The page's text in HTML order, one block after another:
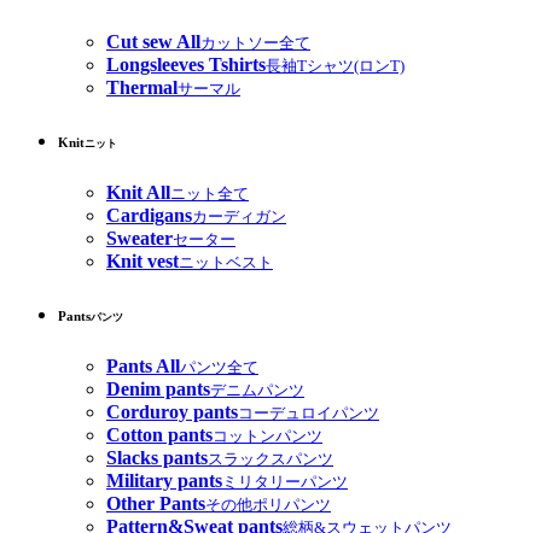
Cut sew Allカットソー全て
Longsleeves Tshirts長袖Tシャツ(ロンT)
Thermalサーマル
Knitニット
Knit Allニット全て
Cardigansカーディガン
Sweaterセーター
Knit vestニットベスト
Pantsパンツ
Pants Allパンツ全て
Denim pantsデニムパンツ
Corduroy pantsコーデュロイパンツ
Cotton pantsコットンパンツ
Slacks pantsスラックスパンツ
Military pants ミリタリーパンツ
Other Pantsその他ポリパンツ
Pattern&Sweat pants総柄&スウェットパンツ